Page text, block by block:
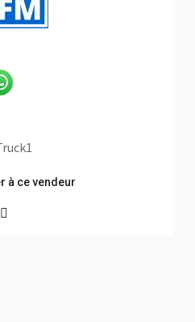
à ce vendeur